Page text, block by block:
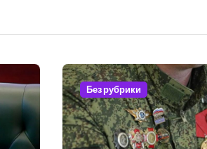
Без рубрики